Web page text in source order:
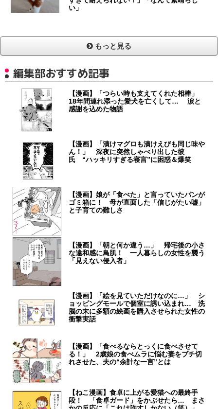
い」
もっと見る
編集部おすすめ記事
【漫画】「つらい時も支えてくれた相棒」
18年間連れ添った愛犬を亡くして… 涙と
感謝を込めた物語
【漫画】「漬けマグロも漬けえびも同じ味や
ん！」 深夜に突然しゃべり出した彼
氏 “ハッキリすぎる寝言”に困惑＆爆笑
【漫画】娘が「食べた」と言っていたパンが
ゴミ箱に！ 母が直面した「信じがたい嘘」
と子育ての難しさ
【漫画】「朝と何か違う…」 帰宅後の小さ
な違和感に鳥肌！ 一人暮らしの女性を襲う
「見えない侵入者」
【漫画】「絵を見ていただけなのに…」 シ
ョッピングモールで個室に誘い込まれ… 洗
脳の末に多額の絵画を購入させられた女性の
衝撃実話
【漫画】「食べるならとっくに食べさせて
る！」 2歳娘の食べムラに悩む妻をブチ切
れさせた、夫の“余計な一言”とは
【ねこ漫画】食卓に上がる愛猫への最終手
段！ 「食卓ガード」をかぶせたら… まさ